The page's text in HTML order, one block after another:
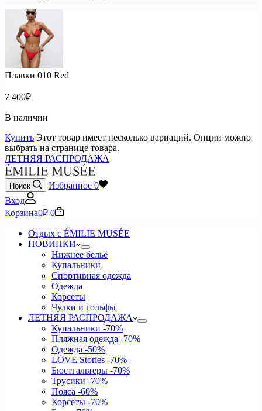
Плавки 010 Red
7 400₽
В наличии
Купить Этот товар имеет несколько вариаций. Опции можно
выбрать на странице товара.
ЛЕТНЯЯ РАСПРОДАЖА
Поиск Избранное 0
Вход
Корзина0₽ 0
Отдых с ÉMILIE MUSÉE
НОВИНКИ
Нижнее бельё
Купальники
Спортивная одежда
Одежда
Корсеты
Чулки и гольфы
ЛЕТНЯЯ РАСПРОДАЖА
Купальники -70%
Пляжная одежда -70%
Одежда -50%
LOVE Stories -70%
Бюстгальтеры -70%
Трусики -70%
Пояса -60%
Корсеты -70%